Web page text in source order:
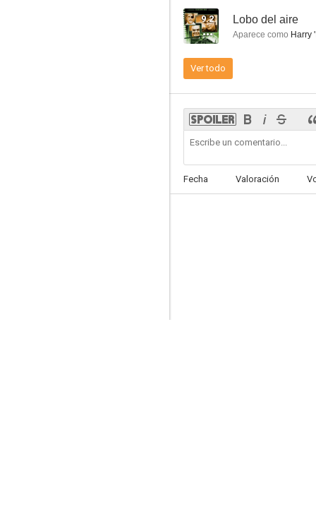
9.2 Lobo del aire
Aparece como Harry
Ver todo
Fecha Valoración